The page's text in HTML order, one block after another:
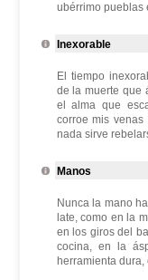
ubérrimo pueblas
Inexorable
El tiempo
de la muerte que
el alma que
corroe mis
nada sirve
Manos
Nunca la mano
late, como en la
en los giros del
cocina, en la
herramienta